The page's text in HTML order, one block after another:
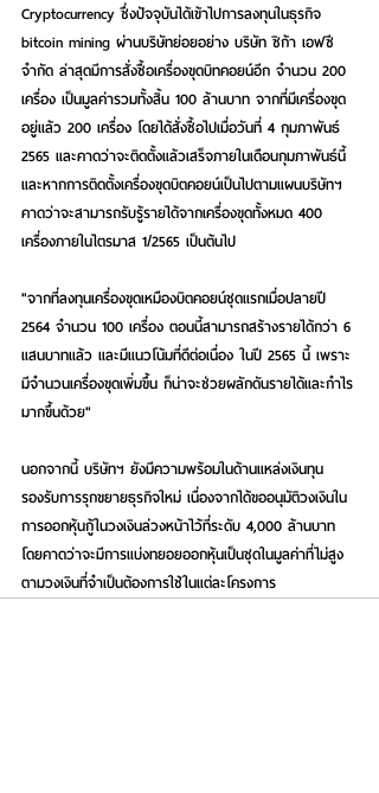
Cryptocurrency ซึ่งปัจจุบันได้เข้าไปการลงทุนในธุรกิจ
bitcoin mining ผ่านบริษัทย่อยอย่าง บริษัท ซิก้า เอฟซี
จำกัด ล่าสุดมีการสั่งซื้อเครื่องขุดบิทคอยน์อีก จำนวน 200
เครื่อง เป็นมูลค่ารวมทั้งสิ้น 100 ล้านบาท จากที่มีเครื่องขุด
อยู่แล้ว 200 เครื่อง โดยได้สั่งซื้อไปเมื่อวันที่ 4 กุมภาพันธ์
2565 และคาดว่าจะติดตั้งแล้วเสร็จภายในเดือนกุมภาพันธ์นี้
และหากการติดตั้งเครื่องขุดบิตคอยน์เป็นไปตามแผนบริษัทฯ
คาดว่าจะสามารถรับรู้รายได้จากเครื่องขุดทั้งหมด 400
เครื่องภายในไตรมาส 1/2565 เป็นต้นไป
"จากที่ลงทุนเครื่องขุดเหมืองบิตคอยน์ชุดแรกเมื่อปลายปี
2564 จำนวน 100 เครื่อง ตอนนี้สามารถสร้างรายได้กว่า 6
แสนบาทแล้ว และมีแนวโน้มที่ดีต่อเนื่อง ในปี 2565 นี้ เพราะ
มีจำนวนเครื่องขุดเพิ่มขึ้น ก็น่าจะช่วยผลักดันรายได้และกำไร
มากขึ้นด้วย"
นอกจากนี้ บริษัทฯ ยังมีความพร้อมในด้านแหล่งเงินทุน
รองรับการรุกขยายธุรกิจใหม่ เนื่องจากได้ขออนุมัติวงเงินใน
การออกหุ้นกู้ในวงเงินล่วงหน้าไว้ที่ระดับ 4,000 ล้านบาท
โดยคาดว่าจะมีการแบ่งทยอยออกหุ้นเป็นชุดในมูลค่าที่ไม่สูง
ตามวงเงินที่จำเป็นต้องการใช้ในแต่ละโครงการ